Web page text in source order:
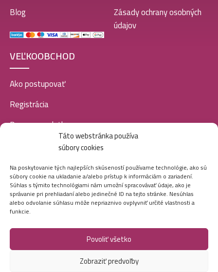
Táto webstránka používa
súbory cookies
Na poskytovanie tých najlepších skúseností používame technológie, ako sú
súbory cookie na ukladanie a/alebo prístup k informáciám o zariadení.
Súhlas s týmito technológiami nám umožní spracovávať údaje, ako je
správanie pri prehliadaní alebo jedinečné ID na tejto stránke. Nesúhlas
alebo odvolanie súhlasu môže nepriaznivo ovplyvniť určité vlastnosti a
funkcie.
Povoliť všetko
Zobraziť predvoľby
Blog
Zásady ochrany osobných
údajov
VEĽKOOBCHOD
Ako postupovať
Registrácia
Doprava a platba
SOCIÁLNE SIETE
Marei.sk - Všetky práva vyhradené - 2026
Vytvorila digitálna agentúraAmetica.